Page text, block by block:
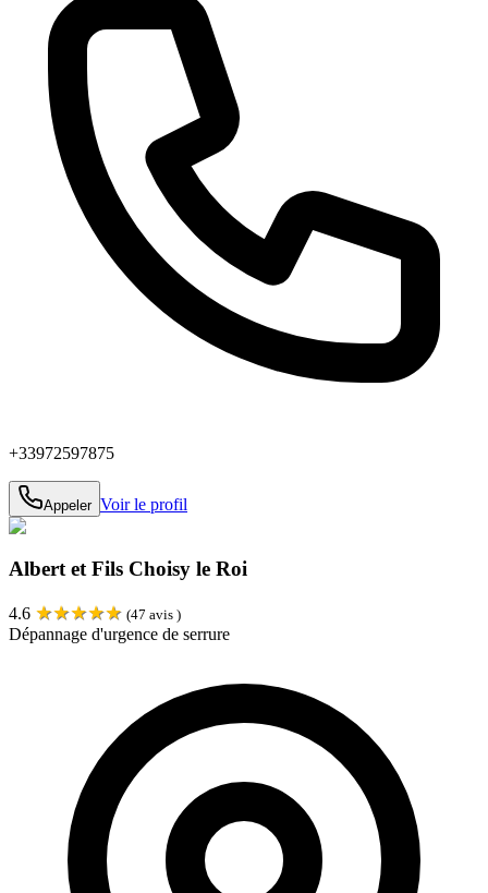
+33972597875
Appeler Voir le profil
Albert et Fils Choisy le Roi
4.6 ★★★★★ (47 avis )
Dépannage d'urgence de serrure